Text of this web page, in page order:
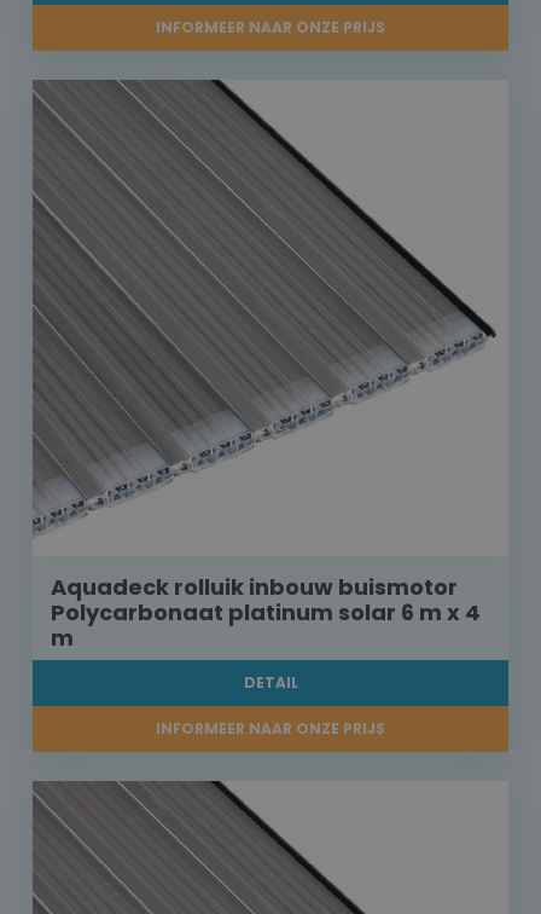
INFORMEER NAAR ONZE PRIJS
Aquadeck rolluik inbouw buismotor
Polycarbonaat platinum solar 6 m x 4
m
DETAIL
INFORMEER NAAR ONZE PRIJS